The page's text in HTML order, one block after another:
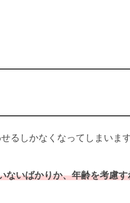
るしかなくなってしまいま
ないばかりか、年齢を考慮